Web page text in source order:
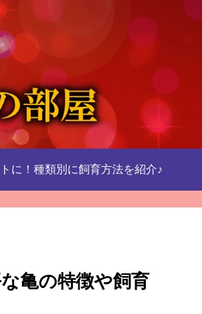
に！種類別に飼育方法を紹介♪
亀の特徴や飼育